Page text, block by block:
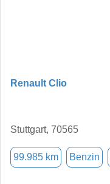
Renault Clio
Stuttgart, 70565
99.985 km Benzin